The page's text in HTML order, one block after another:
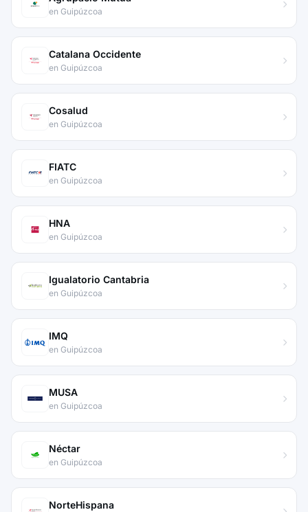
en Guipúzcoa
Catalana Occidente
en Guipúzcoa
Cosalud
en Guipúzcoa
FIATC
en Guipúzcoa
HNA
en Guipúzcoa
Igualatorio Cantabria
en Guipúzcoa
IMQ
en Guipúzcoa
MUSA
en Guipúzcoa
Néctar
en Guipúzcoa
NorteHispana